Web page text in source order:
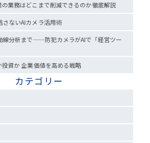
業務はどこまで削減できるのか徹底解説
さないAIカメラ活用術
線分析まで——防犯カメラがAIで「経営ツー
資か 企業価値を高める戦略
カテゴリー